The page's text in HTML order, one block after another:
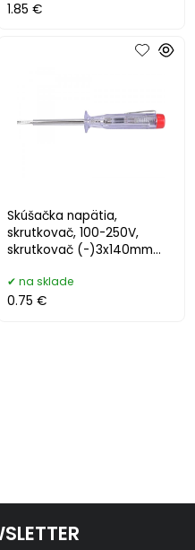
1.85 €
Skúšačka napätia,
skrutkovač, 100-250V,
skrutkovač (-)3x140mm
na sklade
0.75 €